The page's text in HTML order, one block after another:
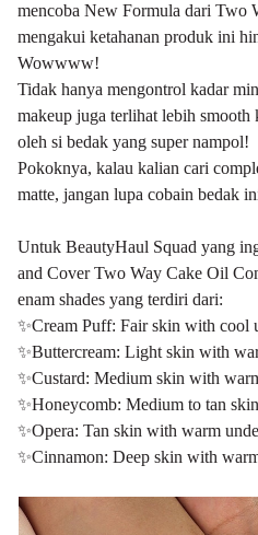
mencoba New Formula dari Two
mengakui ketahanan produk ini
Wowwww!
Tidak hanya mengontrol kadar
makeup juga terlihat lebih
oleh si bedak yang super nampol!
Pokoknya, kalau kalian cari
matte, jangan lupa cobain bedak
Untuk BeautyHaul Squad yang
and Cover Two Way Cake Oil
enam shades yang terdiri dari:
✨Cream Puff: Fair skin with cool
✨Buttercream: Light skin with
✨Custard: Medium skin with
✨Honeycomb: Medium to tan
✨Opera: Tan skin with warm
✨Cinnamon: Deep skin with